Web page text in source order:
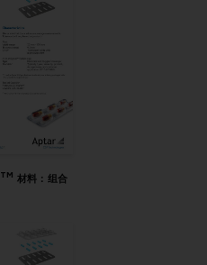
TM 材料：组合